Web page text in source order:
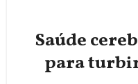
Saúde
para